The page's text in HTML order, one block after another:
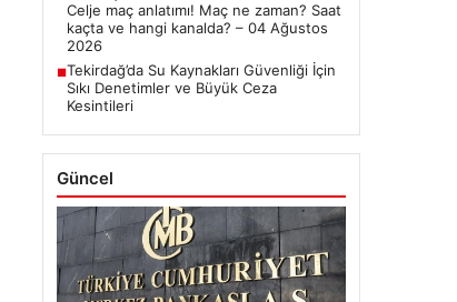
Celje maç anlatımı! Maç ne zaman? Saat
kaçta ve hangi kanalda? – 04 Ağustos
2026
■Tekirdağ’da Su Kaynakları Güvenliği İçin
Sıkı Denetimler ve Büyük Ceza
Kesintileri
Güncel